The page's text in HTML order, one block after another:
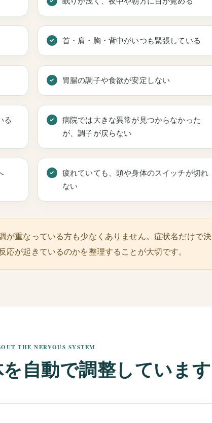
首・肩・胸・背中がいつも緊張している
胃腸の調子や食欲が安定しない
る
病院では大きな異常が見つからなかった
が、調子が戻らない
疲れていても、頭や身体のスイッチが切れ
ない
が重なっている方も少なくありません。症状名だけで決
が起きているのかを整理することが大切です。
THE NERVOUS SYSTEM
自動で調整しています